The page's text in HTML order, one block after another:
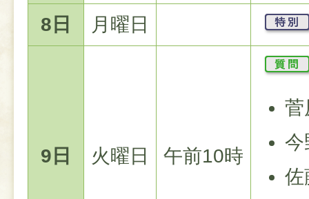
8日
月曜日
9日 火曜日 午前10時
菅
今
佐